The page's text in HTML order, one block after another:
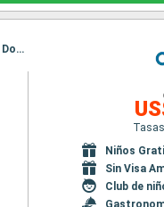
Itinerario : Santo Domingo, Dominica, Fort-de-France, Pointe a pitre (Guadalupe), St Kitts, Tortola, Santo Domingo
Niños
Sin Visa
Club de